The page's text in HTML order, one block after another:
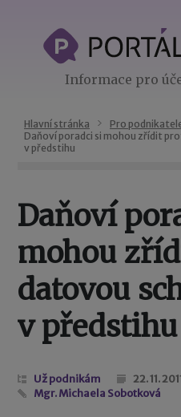
Informace pro
Hlavní stránka Pro
Daňoví poradci si mohou zřídit
v předstihu
Daňoví
mohou
datovou
v předstihu
Už podnikám
22. 11.
Mgr. Michaela Sobotková